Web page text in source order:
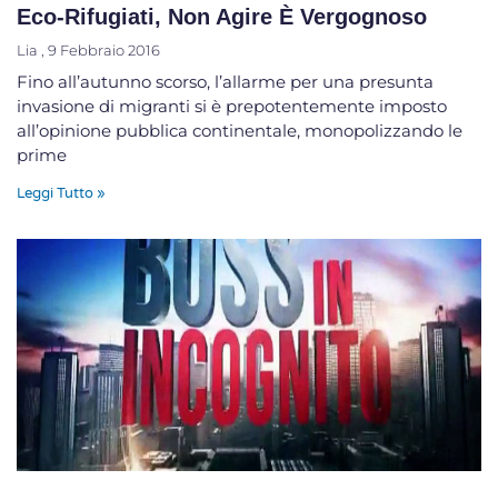
Eco-Rifugiati, Non Agire È Vergognoso
Lia 9 Febbraio 2016
Fino all’autunno scorso, l’allarme per una presunta
invasione di migranti si è prepotentemente imposto
all’opinione pubblica continentale, monopolizzando le
prime
Leggi Tutto »